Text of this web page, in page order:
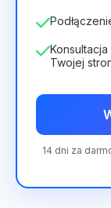
Twojej
14 dni za